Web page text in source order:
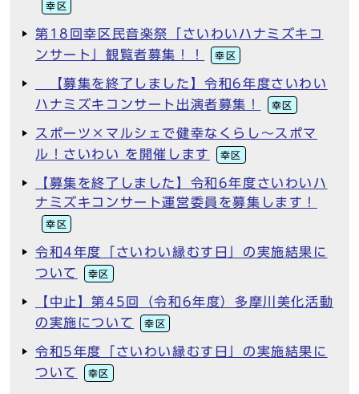
幸区
第18回幸区民音楽祭「さいわいハナミズキコ
ンサート」観覧者募集！！
幸区
【募集を終了しました】令和6年度さいわい
ハナミズキコンサート出演者募集！
幸区
スポーツ×マルシェで健幸なくらし～スポマ
ル！さいわい を開催します
幸区
【募集を終了しました】令和6年度さいわいハ
ナミズキコンサート運営委員を募集します！
幸区
令和4年度「さいわい縁むす日」の実施結果に
ついて
幸区
【中止】第45回（令和6年度）多摩川美化活動
の実施について
幸区
令和5年度「さいわい縁むす日」の実施結果に
ついて
幸区